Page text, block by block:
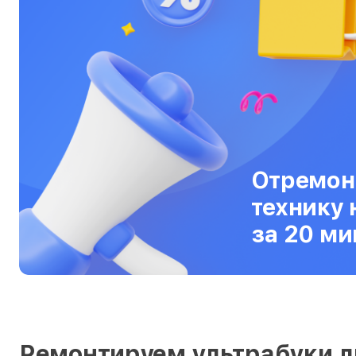
Сканеры
Смарт-часы
Снегоуборщики
Стедикамы
Стиральные машины
Сушилки для рук
Сушильные машины
Телевизоры
технику
за 20